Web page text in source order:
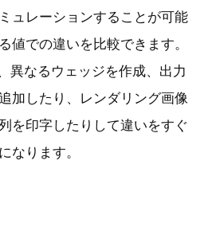
ュレーションすることが可能
値での違いを比較できます。
異なるウェッジを作成、出力
加したり、レンダリング画像
を印字したりして違いをすぐ
なります。